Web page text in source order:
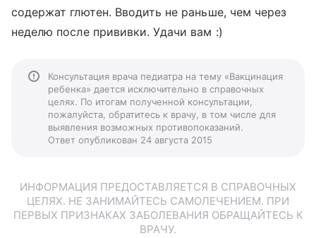
содержат глютен. Вводить не раньше, чем через
неделю после прививки. Удачи вам :)
Консультация врача педиатра на тему «Вакцинация
ребенка» дается исключительно в справочных
целях. По итогам полученной консультации,
пожалуйста, обратитесь к врачу, в том числе для
выявления возможных противопоказаний.
Ответ опубликован 24 августа 2015
ИНФОРМАЦИЯ ПРЕДОСТАВЛЯЕТСЯ В СПРАВОЧНЫХ
ЦЕЛЯХ. НЕ ЗАНИМАЙТЕСЬ САМОЛЕЧЕНИЕМ. ПРИ
ПЕРВЫХ ПРИЗНАКАХ ЗАБОЛЕВАНИЯ ОБРАЩАЙТЕСЬ К
ВРАЧУ.